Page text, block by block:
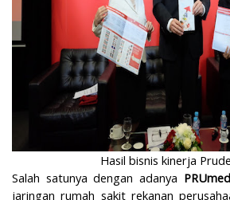
Hasil bisnis kinerja
Salah satunya dengan adanya
jaringan rumah sakit rekanan